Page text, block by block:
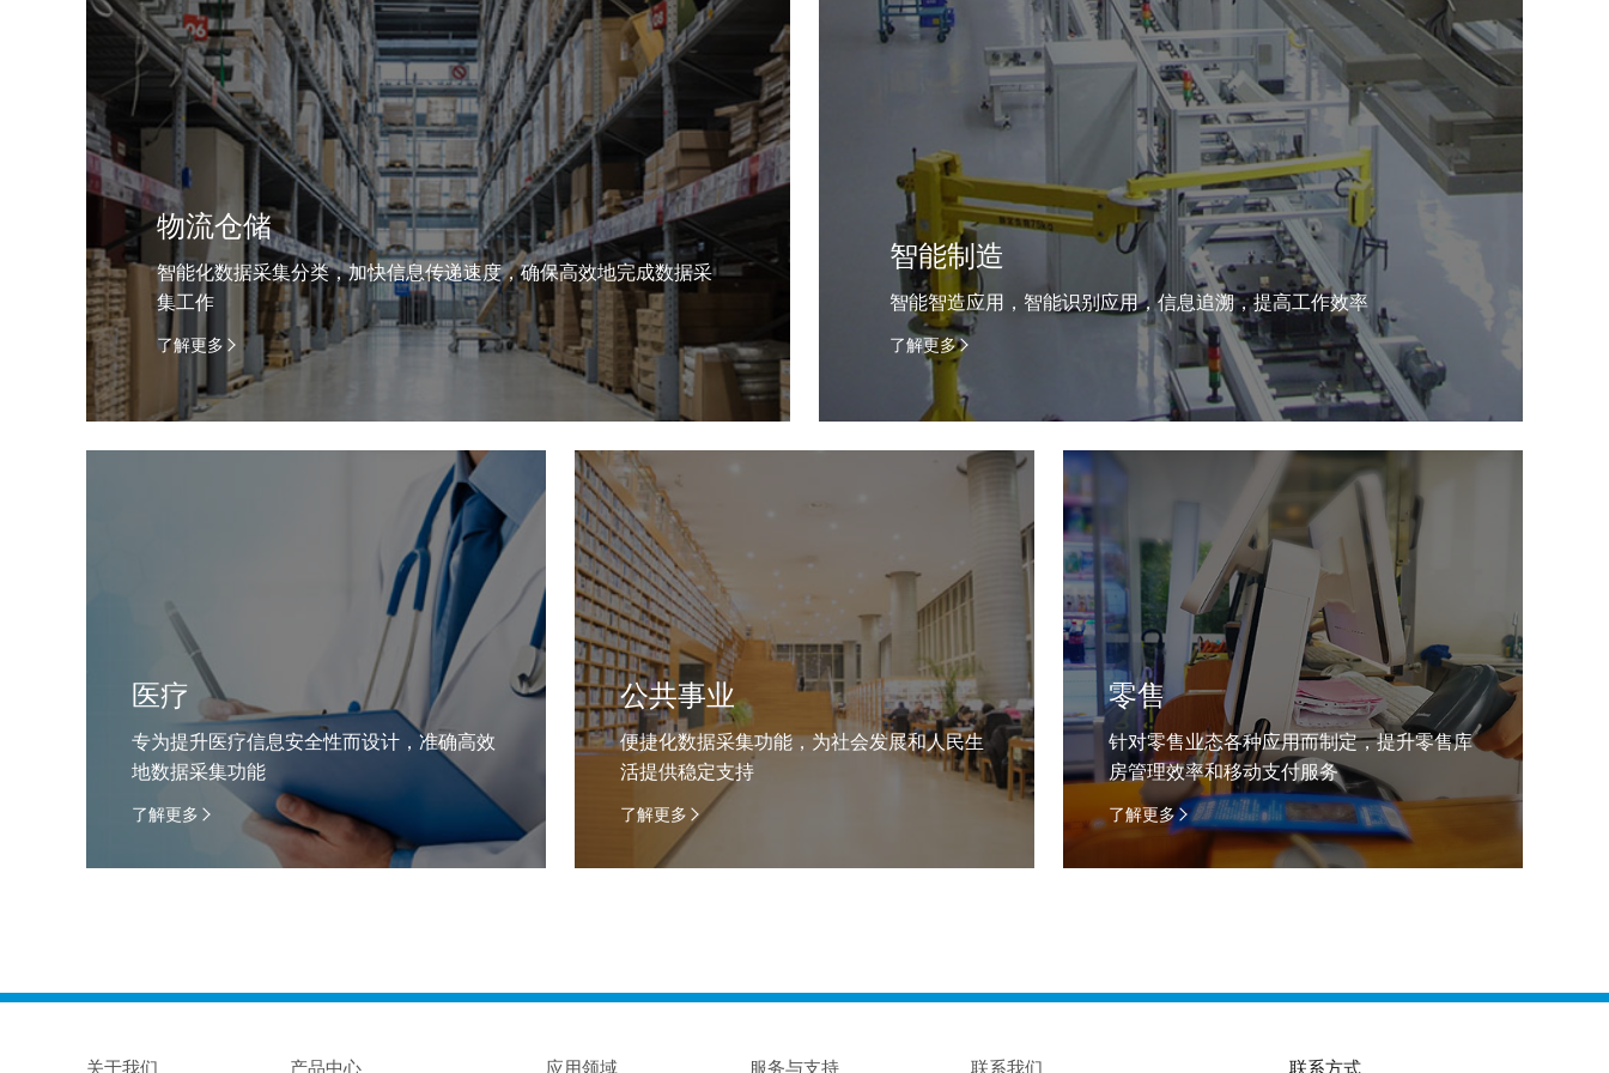
物流仓储
智能化数据采集分类，加快信息传递速度，确保高效地完成数据采
集工作
了解更多
智能制造
智能智造应用，智能识别应用，信息追溯，提高工作效率
了解更多
医疗
专为提升医疗信息安全性而设计，准确高效
地数据采集功能
了解更多
公共事业
便捷化数据采集功能，为社会发展和人民生
活提供稳定支持
了解更多
零售
针对零售业态各种应用而制定，提升零售库
房管理效率和移动支付服务
了解更多
关于我们 产品中心 应用领域 服务与支持 联系我们 联系方式